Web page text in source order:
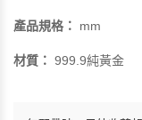
產品規格： mm
材質： 999.9純黃金